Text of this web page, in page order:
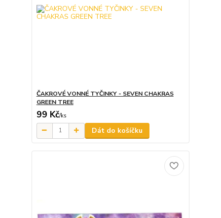
ČAKROVÉ VONNÉ TYČINKY - SEVEN CHAKRAS
GREEN TREE
99 Kč/ks
Dát do košíčku